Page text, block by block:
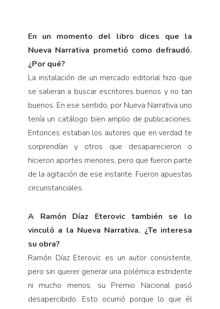
En un momento del libro dices que la
Nueva Narrativa prometió como defraudó.
¿Por qué?
La instalación de un mercado editorial hizo que
se salieran a buscar escritores buenos y no tan
buenos. En ese sentido, por Nueva Narrativa uno
tenía un catálogo bien amplio de publicaciones.
Entonces estaban los autores que en verdad te
sorprendían y otros que desaparecieron o
hicieron aportes menores, pero que fueron parte
de la agitación de ese instante. Fueron apuestas
circunstanciales.
A Ramón Díaz Eterovic también se lo
vinculó a la Nueva Narrativa. ¿Te interesa
su obra?
Ramón Díaz Eterovic es un autor consistente,
pero sin querer generar una polémica estridente
ni mucho menos, su Premio Nacional pasó
desapercibido. Esto ocurrió porque lo que él